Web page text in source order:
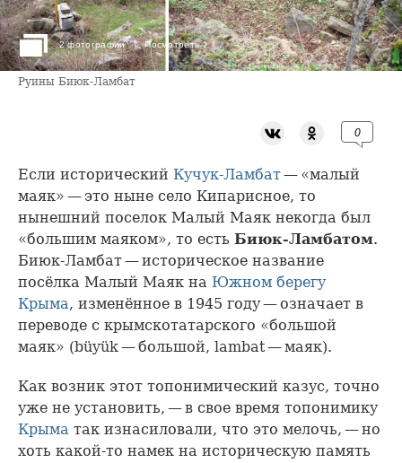
2 фотографии Посмотреть ›
Руины Биюк-Ламбат
0
Если исторический Кучук-Ламбат— «малый
маяк» — это ныне село Кипарисное, то
нынешний поселок Малый Маяк некогда был
«большим маяком», то есть Биюк-Ламбатом.
Биюк-Ламбат — историческое название
посёлка Малый Маяк на Южном берегу
Крыма, изменённое в 1945 году — означает в
переводе с крымскотатарского «большой
маяк» (büyük — большой, lambat — маяк).
Как возник этот топонимический казус, точно
уже не установить, — в свое время топонимику
Крыма так изнасиловали, что это мелочь, — но
хоть какой-то намек на историческую память